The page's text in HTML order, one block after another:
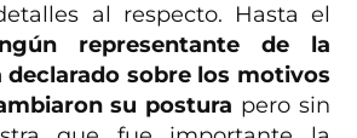
al respecto. Hasta el
representante de la
sobre los motivos
su postura pero sin